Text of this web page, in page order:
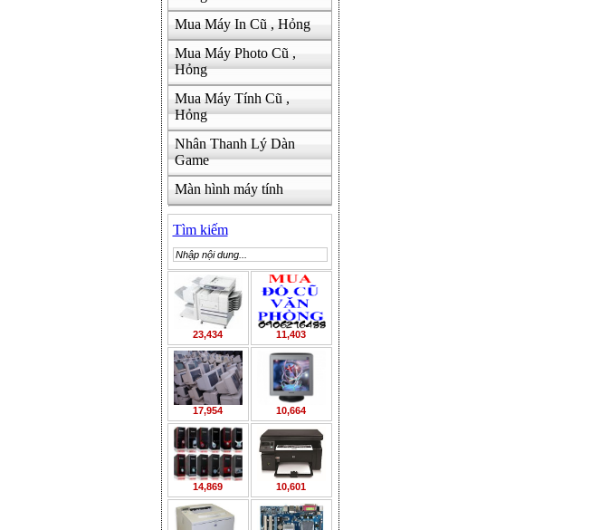
Mua Máy In Cũ , Hỏng
Mua Máy Photo Cũ ,
Hỏng
Mua Máy Tính Cũ ,
Hỏng
Nhân Thanh Lý Dàn
Game
Màn hình máy tính
Tìm kiếm
23,434 11,403
17,954 10,664
14,869 10,601